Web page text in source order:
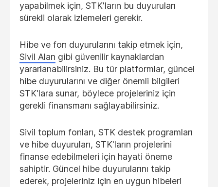
yapabilmek için, STK'ların bu duyuruları
sürekli olarak izlemeleri gerekir.
Hibe ve fon duyurularını takip etmek için,
Sivil Alan gibi güvenilir kaynaklardan
yararlanabilirsiniz. Bu tür platformlar, güncel
hibe duyurularını ve diğer önemli bilgileri
STK'lara sunar, böylece projeleriniz için
gerekli finansmanı sağlayabilirsiniz.
Sivil toplum fonları, STK destek programları
ve hibe duyuruları, STK'ların projelerini
finanse edebilmeleri için hayati öneme
sahiptir. Güncel hibe duyurularını takip
ederek, projeleriniz için en uygun hibeleri